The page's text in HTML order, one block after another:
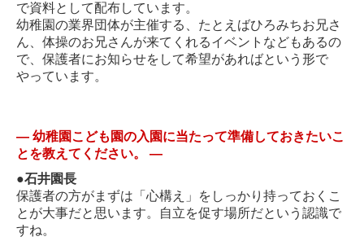
で資料として配布しています。
幼稚園の業界団体が主催する、たとえばひろみちお兄さ
ん、体操のお兄さんが来てくれるイベントなどもあるの
で、保護者にお知らせをして希望があればという形で
やっています。
― 幼稚園こども園の入園に当たって準備しておきたいこ
とを教えてください。 ―
●石井園長
保護者の方がまずは「心構え」をしっかり持っておくこ
とが大事だと思います。自立を促す場所だという認識で
すね。